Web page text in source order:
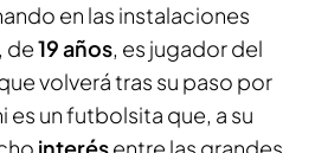
en las instalaciones
de19 años, es jugador del
volverá tras su paso por
es un futbolsita que, a su